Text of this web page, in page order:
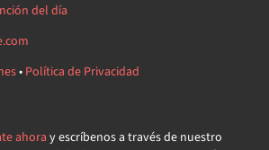
del día
• Política de Privacidad
ahora y escríbenos a través de nuestro